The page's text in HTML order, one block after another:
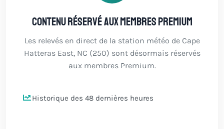
Contenu réservé aux membres Premium
Les relevés en direct de la station météo de Cape
Hatteras East, NC (250) sont désormais réservés
aux membres Premium.
Historique des 48 dernières heures